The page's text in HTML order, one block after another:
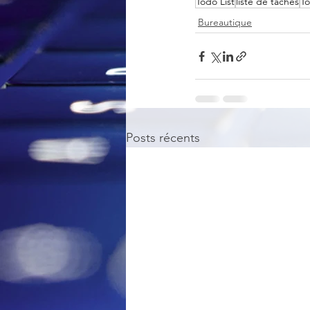
Bureautique
Posts récents